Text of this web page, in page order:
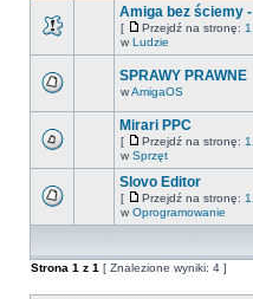
Amiga bez ściemy
[ Przejdź na stronę: 1
w Ludzie
SPRAWY PRAWNE
wAmigaOS
Mirari PPC
[ Przejdź na stronę: 1
w Sprzęt
Slovo Editor
[ Przejdź na stronę: 1
w Oprogramowanie
Strona 1 z 1 [ Znalezione wyniki: 4 ]